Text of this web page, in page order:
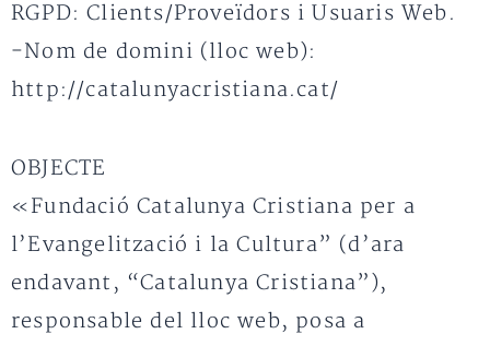
RGPD: Clients/Proveïdors i Usuaris Web.
-Nom de domini (lloc web):
http://catalunyacristiana.cat/
OBJECTE
«Fundació Catalunya Cristiana per a
l’Evangelització i la Cultura” (d’ara
endavant, “Catalunya Cristiana”),
responsable del lloc web, posa a